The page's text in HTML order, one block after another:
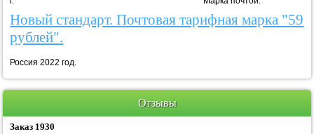
Новый стандарт. Почтовая тарифная марка "59
рублей".
Россия 2022 год.
Отзывы
Заказ 1930